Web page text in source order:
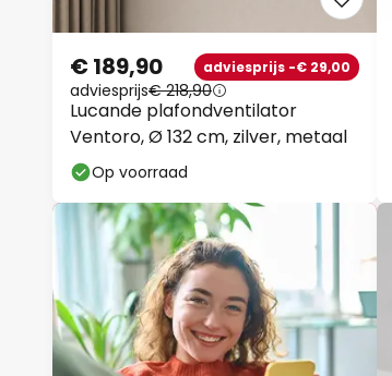
Lucande plafondventilator
Ventoro, Ø 132 cm, zilver, metaal
€ 189,90 adviesprijs -€ 29,00
adviesprijs€ 218,90
Op voorraad